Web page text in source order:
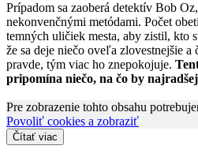
Prípadom sa zaoberá detektív Bob
nekonvenčnými metódami. Počet
temných uličiek mesta, aby zistil, kto
že sa deje niečo oveľa zlovestnejšie a
pravde, tým viac ho znepokojuje.
pripomína niečo, na čo by
Pre zobrazenie tohto obsahu
Povoliť cookies a zobraziť
Čítať viac